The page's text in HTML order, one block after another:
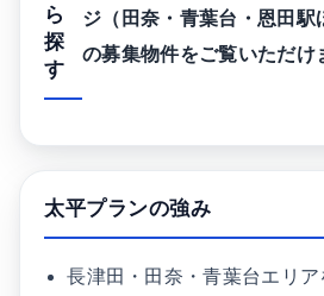
ら
探
す
ジ（田奈・青葉台・恩田駅
の募集物件をご覧いただけ
太平プランの強み
長津田・田奈・青葉台エリ